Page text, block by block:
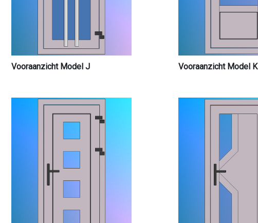
Vooraanzicht Model J Vooraanzicht Model K